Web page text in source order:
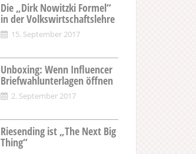
Die „Dirk Nowitzki Formel“
in der Volkswirtschaftslehre
15. September 2017
Unboxing: Wenn Influencer
Briefwahlunterlagen öffnen
2. September 2017
Riesending ist „The Next Big
Thing“